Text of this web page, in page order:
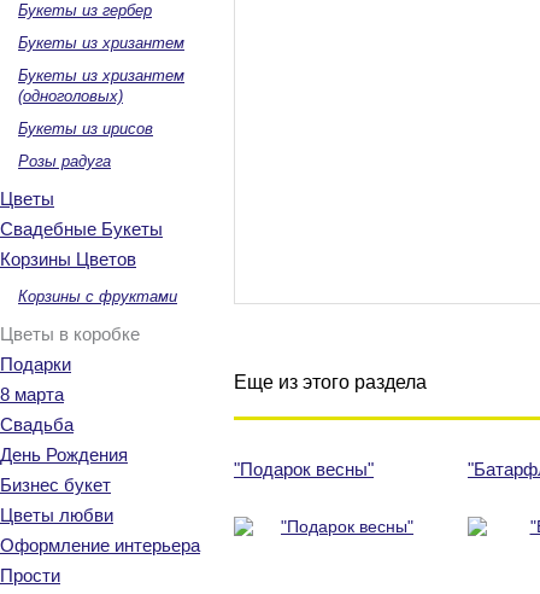
Букеты из гербер
Букеты из хризантем
Букеты из хризантем
(одноголовых)
Букеты из ирисов
Розы радуга
Цветы
Свадебные Букеты
Корзины Цветов
Корзины с фруктами
Цветы в коробке
Подарки
8 марта
Свадьба
День Рождения
Бизнес букет
Цветы любви
Оформление интерьера
Прости
Еще из этого раздела
"Подарок весны"